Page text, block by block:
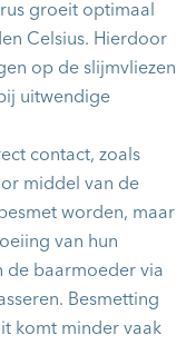
groeit optimaal
Celsius. Hierdoor
op de slijmvliezen
uitwendige
contact, zoals
middel van de
worden, maar
van hun
de baarmoeder via
Besmetting
komt minder vaak